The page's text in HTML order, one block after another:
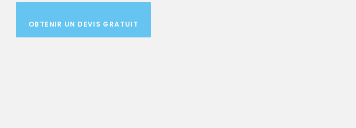
OBTENIR UN DEVIS GRATUIT